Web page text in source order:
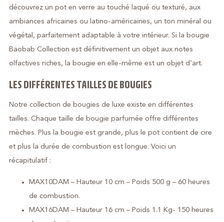
découvrez un pot en verre au touché laqué ou texturé, aux
ambiances africaines ou latino-américaines, un ton minéral ou
végétal, parfaitement adaptable à votre intérieur. Si la bougie
Baobab Collection est définitivement un objet aux notes
olfactives riches, la bougie en elle-même est un objet d’art.
LES DIFFÉRENTES TAILLES DE BOUGIES
Notre collection de bougies de luxe existe en différentes
tailles. Chaque taille de bougie parfumée offre différentes
mèches. Plus la bougie est grande, plus le pot contient de cire
et plus la durée de combustion est longue. Voici un
récapitulatif :
MAX10DAM – Hauteur 10 cm – Poids 500 g – 60 heures
de combustion.
MAX16DAM – Hauteur 16 cm – Poids 1.1 Kg- 150 heures